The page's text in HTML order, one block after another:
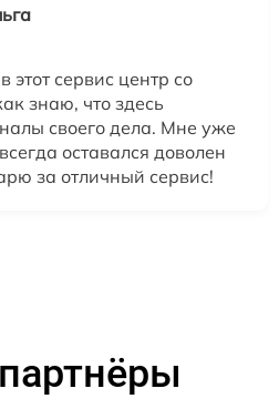
сервис центр со
знаю, что здесь
своего дела. Мне уже
оставался доволен
за отличный сервис!